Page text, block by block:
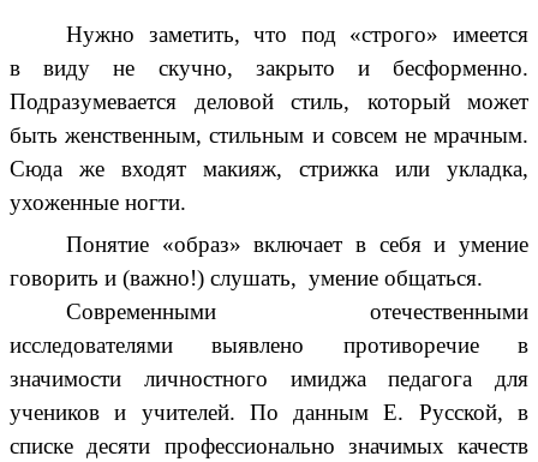
Нужно заметить, что под «строго» имеется
в виду не скучно, закрыто и бесформенно.
Подразумевается деловой стиль, который может
быть женственным, стильным и совсем не мрачным.
Сюда же входят макияж, стрижка или укладка,
ухоженные ногти.
Понятие «образ» включает в себя и умение
говорить и (важно!) слушать, умение общаться.
Современными отечественными
исследователями выявлено противоречие в
значимости личностного имиджа педагога для
учеников и учителей. По данным Е. Русской, в
списке десяти профессионально значимых качеств